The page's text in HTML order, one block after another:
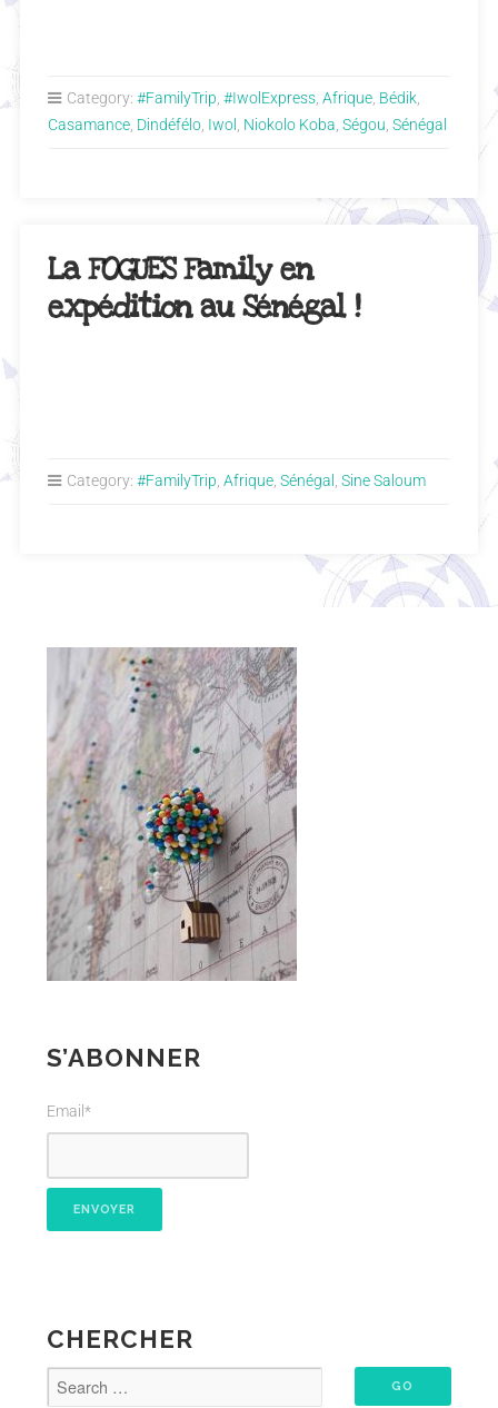
Category: #FamilyTrip, #IwolExpress, Afrique, Bédik,
Casamance, Dindéfélo, Iwol , Niokolo Koba, Ségou, Sénégal
La FOGUES Family en
expédition au Sénégal !
Category: #FamilyTrip, Afrique, Sénégal , Sine Saloum
S’ABONNER
Email*
CHERCHER